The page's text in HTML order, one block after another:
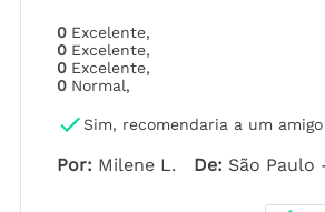
0 Excelente,
0 Excelente,
0 Excelente,
0 Normal,
Sim, recomendaria a um amigo
Por: Milene L. De: São Paulo